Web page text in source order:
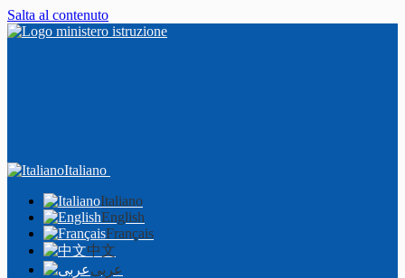
Salta al contenuto
Italiano
Italiano
English
Français
中文
عربى